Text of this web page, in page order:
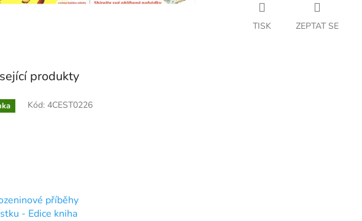
TISK ZEPTAT SE
produkty
příběhy
- Edice kniha
Kód: 4CEST0226